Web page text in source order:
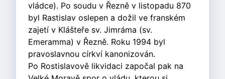
vládce). Po soudu v Řezně v listopadu 870
byl Rastislav oslepen a dožil ve franském
zajetí v Klášteře sv. Jimráma (sv.
Emeramma) v Řezně. Roku 1994 byl
pravoslavnou církví kanonizován.
Po Rostislavově likvidaci započal pak na